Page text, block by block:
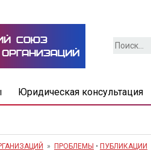
Найти:
Юридическая консультация
» ПРОБЛЕМЫ • ПУБЛИКАЦИИ